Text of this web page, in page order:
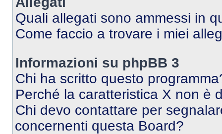
Quali allegati sono ammessi in
Come faccio a trovare i miei
Informazioni su phpBB 3
Chi ha scritto questo
Perché la caratteristica X non è
Chi devo contattare per
concernenti questa Board?